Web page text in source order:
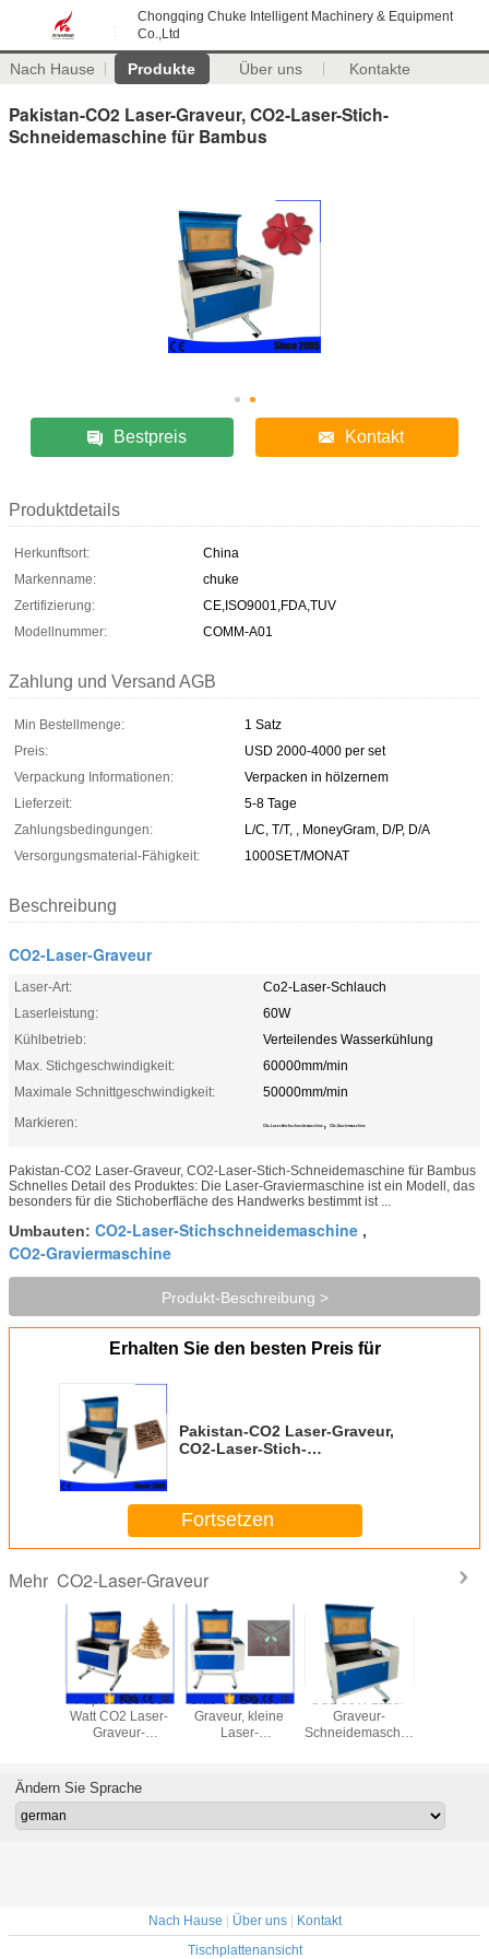
Chongqing Chuke Intelligent Machinery & Equipment
Co.,Ltd
Nach Hause Produkte Über uns Kontakte
Pakistan-CO2 Laser-Graveur, CO2-Laser-Stich-
Schneidemaschine für Bambus
Bestpreis Kontakt
Produktdetails
Herkunftsort:
China
Markenname:
chuke
Zertifizierung:
CE,ISO9001,FDA,TUV
Modellnummer:
COMM-A01
Zahlung und Versand AGB
Min Bestellmenge:
1 Satz
Preis:
USD 2000-4000 per set
Verpackung Informationen:
Verpacken in hölzernem
Lieferzeit:
5-8 Tage
Zahlungsbedingungen:
L/C, T/T, , MoneyGram, D/P, D/A
Versorgungsmaterial-Fähigkeit:
1000SET/MONAT
Beschreibung
CO2-Laser-Graveur
Laser-Art:
Co2-Laser-Schlauch
Laserleistung:
60W
Kühlbetrieb:
Verteilendes Wasserkühlung
Max. Stichgeschwindigkeit:
60000mm/min
Maximale Schnittgeschwindigkeit:
50000mm/min
Markieren:
CO2-Laser-Stichschneidemaschine , CO2-Graviermaschine
Pakistan-CO2 Laser-Graveur, CO2-Laser-Stich-Schneidemaschine für Bambus
Schnelles Detail des Produktes: Die Laser-Graviermaschine ist ein Modell, das
besonders für die Stichoberfläche des Handwerks bestimmt ist ...
Umbauten: CO2-Laser-Stichschneidemaschine ,
CO2-Graviermaschine
Produkt-Beschreibung >
Erhalten Sie den besten Preis für
Pakistan-CO2 Laser-Graveur,
CO2-Laser-Stich-
Fortsetzen
Mehr CO2-Laser-Graveur
Papierleder 60
Watt CO2 Laser-
Graveur-
Wasserkühlung
Glas-CO2 Laser-
Graveur, kleine
Laser-
CO2 50W Laser-
Graveur-
Schneidemaschine,
Ändern Sie Sprache
Nach Hause | Über uns| Kontakt
Tischplattenansicht